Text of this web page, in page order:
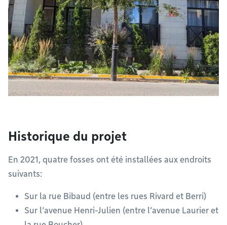
Historique du projet
En 2021, quatre fosses ont été installées aux endroits
suivants:
Sur la rue Bibaud (entre les rues Rivard et Berri)
Sur l’avenue Henri-Julien (entre l’avenue Laurier et